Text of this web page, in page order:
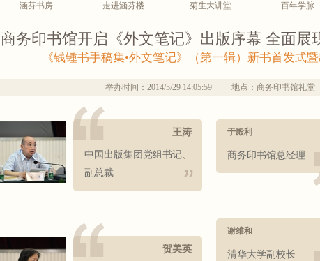
涵芬书房 走进涵芬楼 菊生大讲堂 百年学脉
商务印书馆开启《外文笔记》出版序幕 全面展
《钱锺书手稿集•外文笔记》（第一辑）新书首发式
举办时间：2014/5/29 14:05:59 地点：商务印书馆礼堂
王涛
中国出版集团党组书记、
副总裁
贺美英
于殿利
商务印书馆总经理
谢维和
清华大学副校长